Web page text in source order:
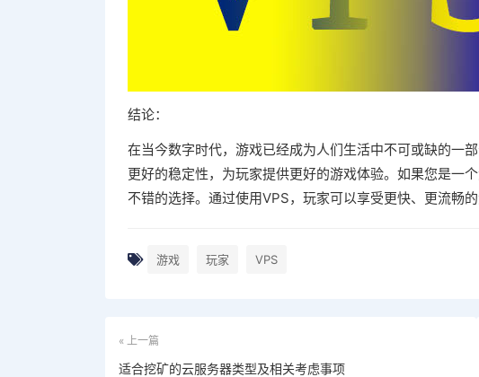
结论：
在当今数字时代，游戏已经成为人们生活中不可或缺的一
更好的稳定性，为玩家提供更好的游戏体验。如果您是一
不错的选择。通过使用VPS，玩家可以享受更快、更流畅
游戏 玩家 VPS
« 上一篇
适合挖矿的云服务器类型及相关考虑事项